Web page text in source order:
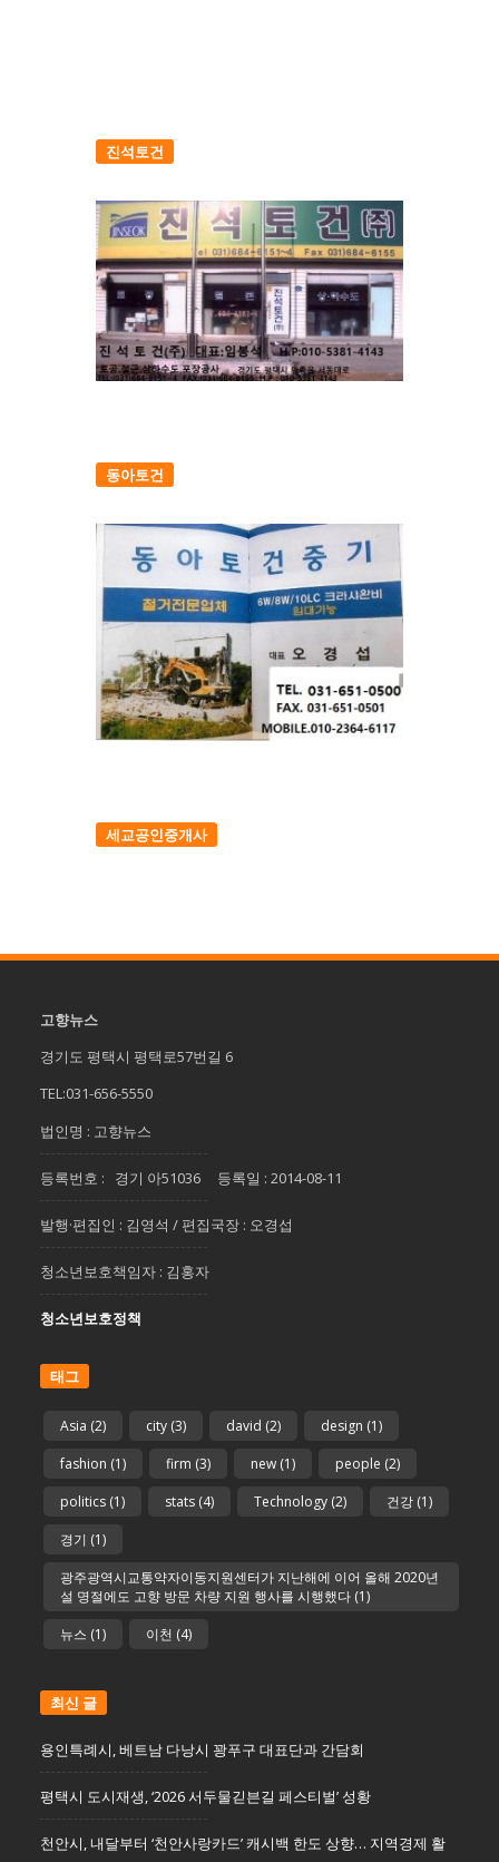
진석토건
동아토건
세교공인중개사
고향뉴스
경기도 평택시 평택로57번길 6
TEL:031-656-5550
법인명 : 고향뉴스
등록번호 : 경기 아51036 등록일 : 2014-08-11
발행·편집인 : 김영석 / 편집국장 : 오경섭
청소년보호책임자 : 김홍자
청소년보호정책
태그
Asia (2) city (3) david (2) design (1)
fashion (1) firm (3) new (1) people (2)
politics (1) stats (4) Technology (2) 건강 (1)
경기 (1)
광주광역시교통약자이동지원센터가 지난해에 이어 올해 2020년
설 명절에도 고향 방문 차량 지원 행사를 시행했다 (1)
뉴스 (1) 이천 (4)
최신 글
용인특례시, 베트남 다낭시 꽝푸구 대표단과 간담회
평택시 도시재생, ‘2026 서두물긷븐길 페스티벌’ 성황
천안시, 내달부터 ‘천안사랑카드’ 캐시백 한도 상향… 지역경제 활